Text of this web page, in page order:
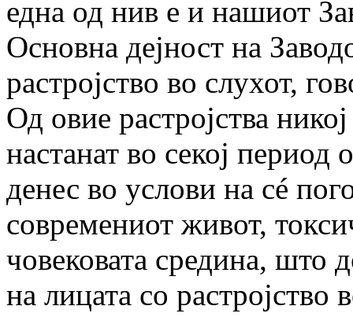
една од нив е и нашиот
Основна дејност на
растројство во слухот,
Од овие растројства
настанат во секој
денес во услови на сé
современиот живот,
човековата средина, што
на лицата со растројство